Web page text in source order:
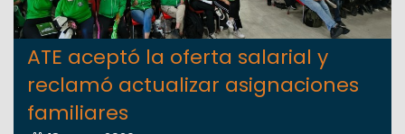
ATE aceptó la oferta salarial y
reclamó actualizar asignaciones
familiares